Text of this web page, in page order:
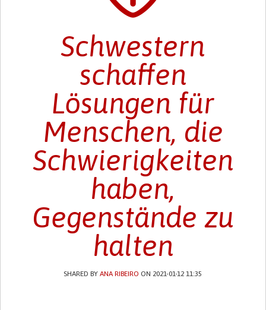
Schwestern
schaffen
Lösungen für
Menschen, die
Schwierigkeiten
haben,
Gegenstände zu
halten
SHARED BYANA RIBEIRO ON 2021-01-12 11:35